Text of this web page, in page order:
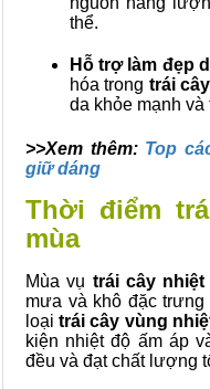
thể.
Hỗ trợ làm đẹp
hóa trong trái
da khỏe mạnh
>>Xem thêm: Top
giữ dáng
Thời điểm
mùa
Mùa vụ trái cây nhiệt
mưa và khô đặc
loạitrái cây vùng
kiện nhiệt độ ấm áp
đều và đạt chất lượng